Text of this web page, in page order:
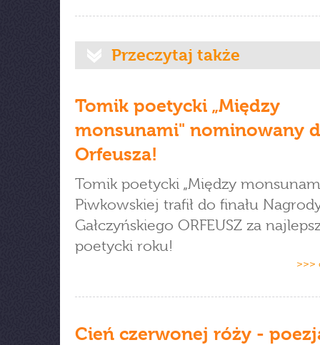
Przeczytaj także
Tomik poetycki „Między
monsunami" nominowany
Orfeusza!
Tomik poetycki „Między
Piwkowskiej trafił do finału
Gałczyńskiego ORFEUSZ za
poetycki roku!
>>>
Cień czerwonej róży -